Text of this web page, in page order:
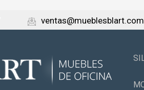
ventas@mueblesblart.com